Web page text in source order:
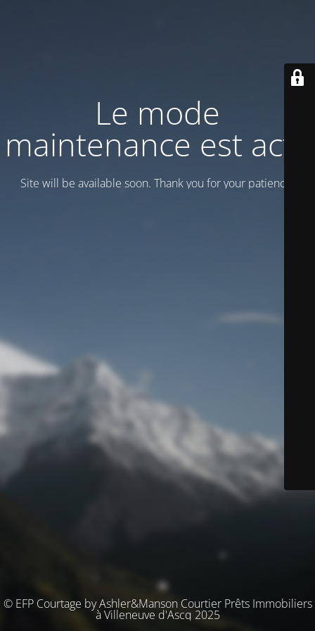
Le mode
maintenance est actif
Site will be available soon. Thank you for your patience!
© EFP Courtage by Ashler&Manson Courtier Prêts Immobiliers
à Villeneuve d'Ascq 2025